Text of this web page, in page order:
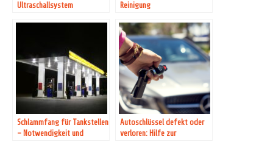
Ultraschallsystem
Reinigung
Schlammfang für Tankstellen
– Notwendigkeit und
Autoschlüssel defekt oder
verloren: Hilfe zur